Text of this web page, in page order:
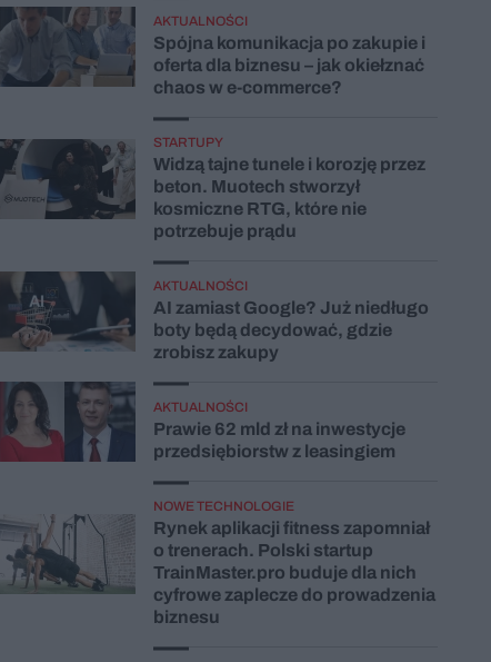
AKTUALNOŚCI
Spójna komunikacja po zakupie i
oferta dla biznesu – jak okiełznać
chaos w e-commerce?
STARTUPY
Widzą tajne tunele i korozję przez
beton. Muotech stworzył
kosmiczne RTG, które nie
potrzebuje prądu
AKTUALNOŚCI
AI zamiast Google? Już niedługo
boty będą decydować, gdzie
zrobisz zakupy
AKTUALNOŚCI
Prawie 62 mld zł na inwestycje
przedsiębiorstw z leasingiem
NOWE TECHNOLOGIE
Rynek aplikacji fitness zapomniał
o trenerach. Polski startup
TrainMaster.pro buduje dla nich
cyfrowe zaplecze do prowadzenia
biznesu